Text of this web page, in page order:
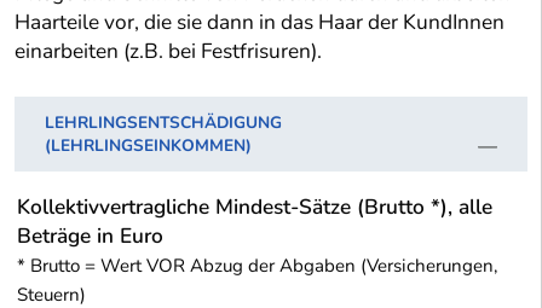
Haarteile vor, die sie dann in das Haar der KundInnen
einarbeiten (z.B. bei Festfrisuren).
LEHRLINGSENTSCHÄDIGUNG
(LEHRLINGSEINKOMMEN)
Kollektivvertragliche Mindest-Sätze (Brutto *), alle
Beträge in Euro
* Brutto = Wert VOR Abzug der Abgaben (Versicherungen,
Steuern)